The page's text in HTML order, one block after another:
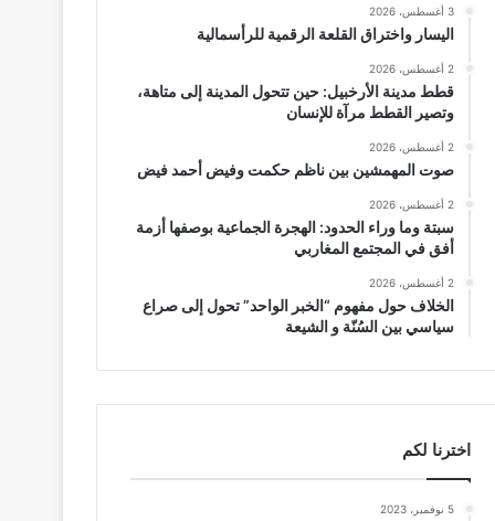
3 أغسطس، 2026
اليسار واختراق القلعة الرقمية للرأسمالية
2 أغسطس، 2026
قطط مدينة الأرخبيل: حين تتحول المدينة إلى متاهة،
وتصير القطط مرآة للإنسان
2 أغسطس، 2026
صوت المهمشين بين ناظم حكمت وفيض أحمد فيض
2 أغسطس، 2026
سبتة وما وراء الحدود: الهجرة الجماعية بوصفها أزمة
أفق في المجتمع المغاربي
2 أغسطس، 2026
الخلاف حول مفهوم “الخبر الواحد” تحول إلى صراع
سياسي بين السُنّة و الشيعة
اخترنا لكم
5 نوفمبر، 2023